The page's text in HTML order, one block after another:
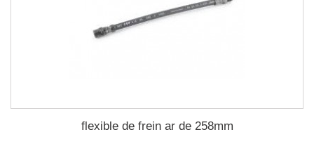
flexible de frein ar de 258mm